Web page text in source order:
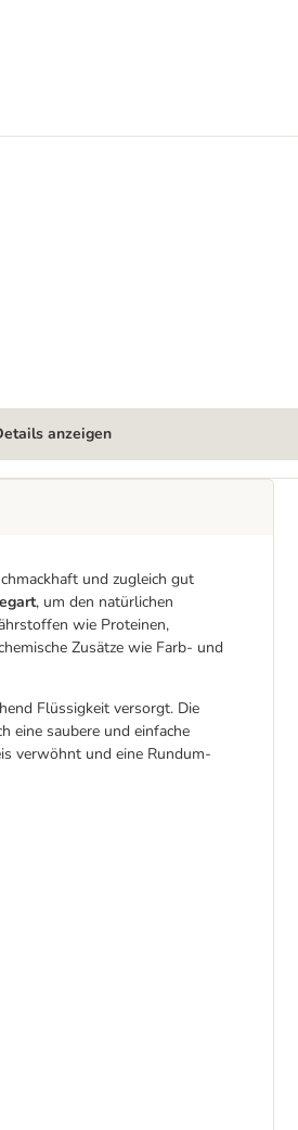
anzeigen
und zugleich gut
, um den natürlichen
wie Proteinen,
Zusätze wie Farb- und
Flüssigkeit versorgt. Die
eine saubere und einfache
verwöhnt und eine Rundum-